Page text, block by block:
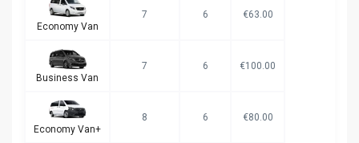
Economy Van
7 6 €63.00
Business Van
7 6 €100.00
Economy Van+
8 6 €80.00